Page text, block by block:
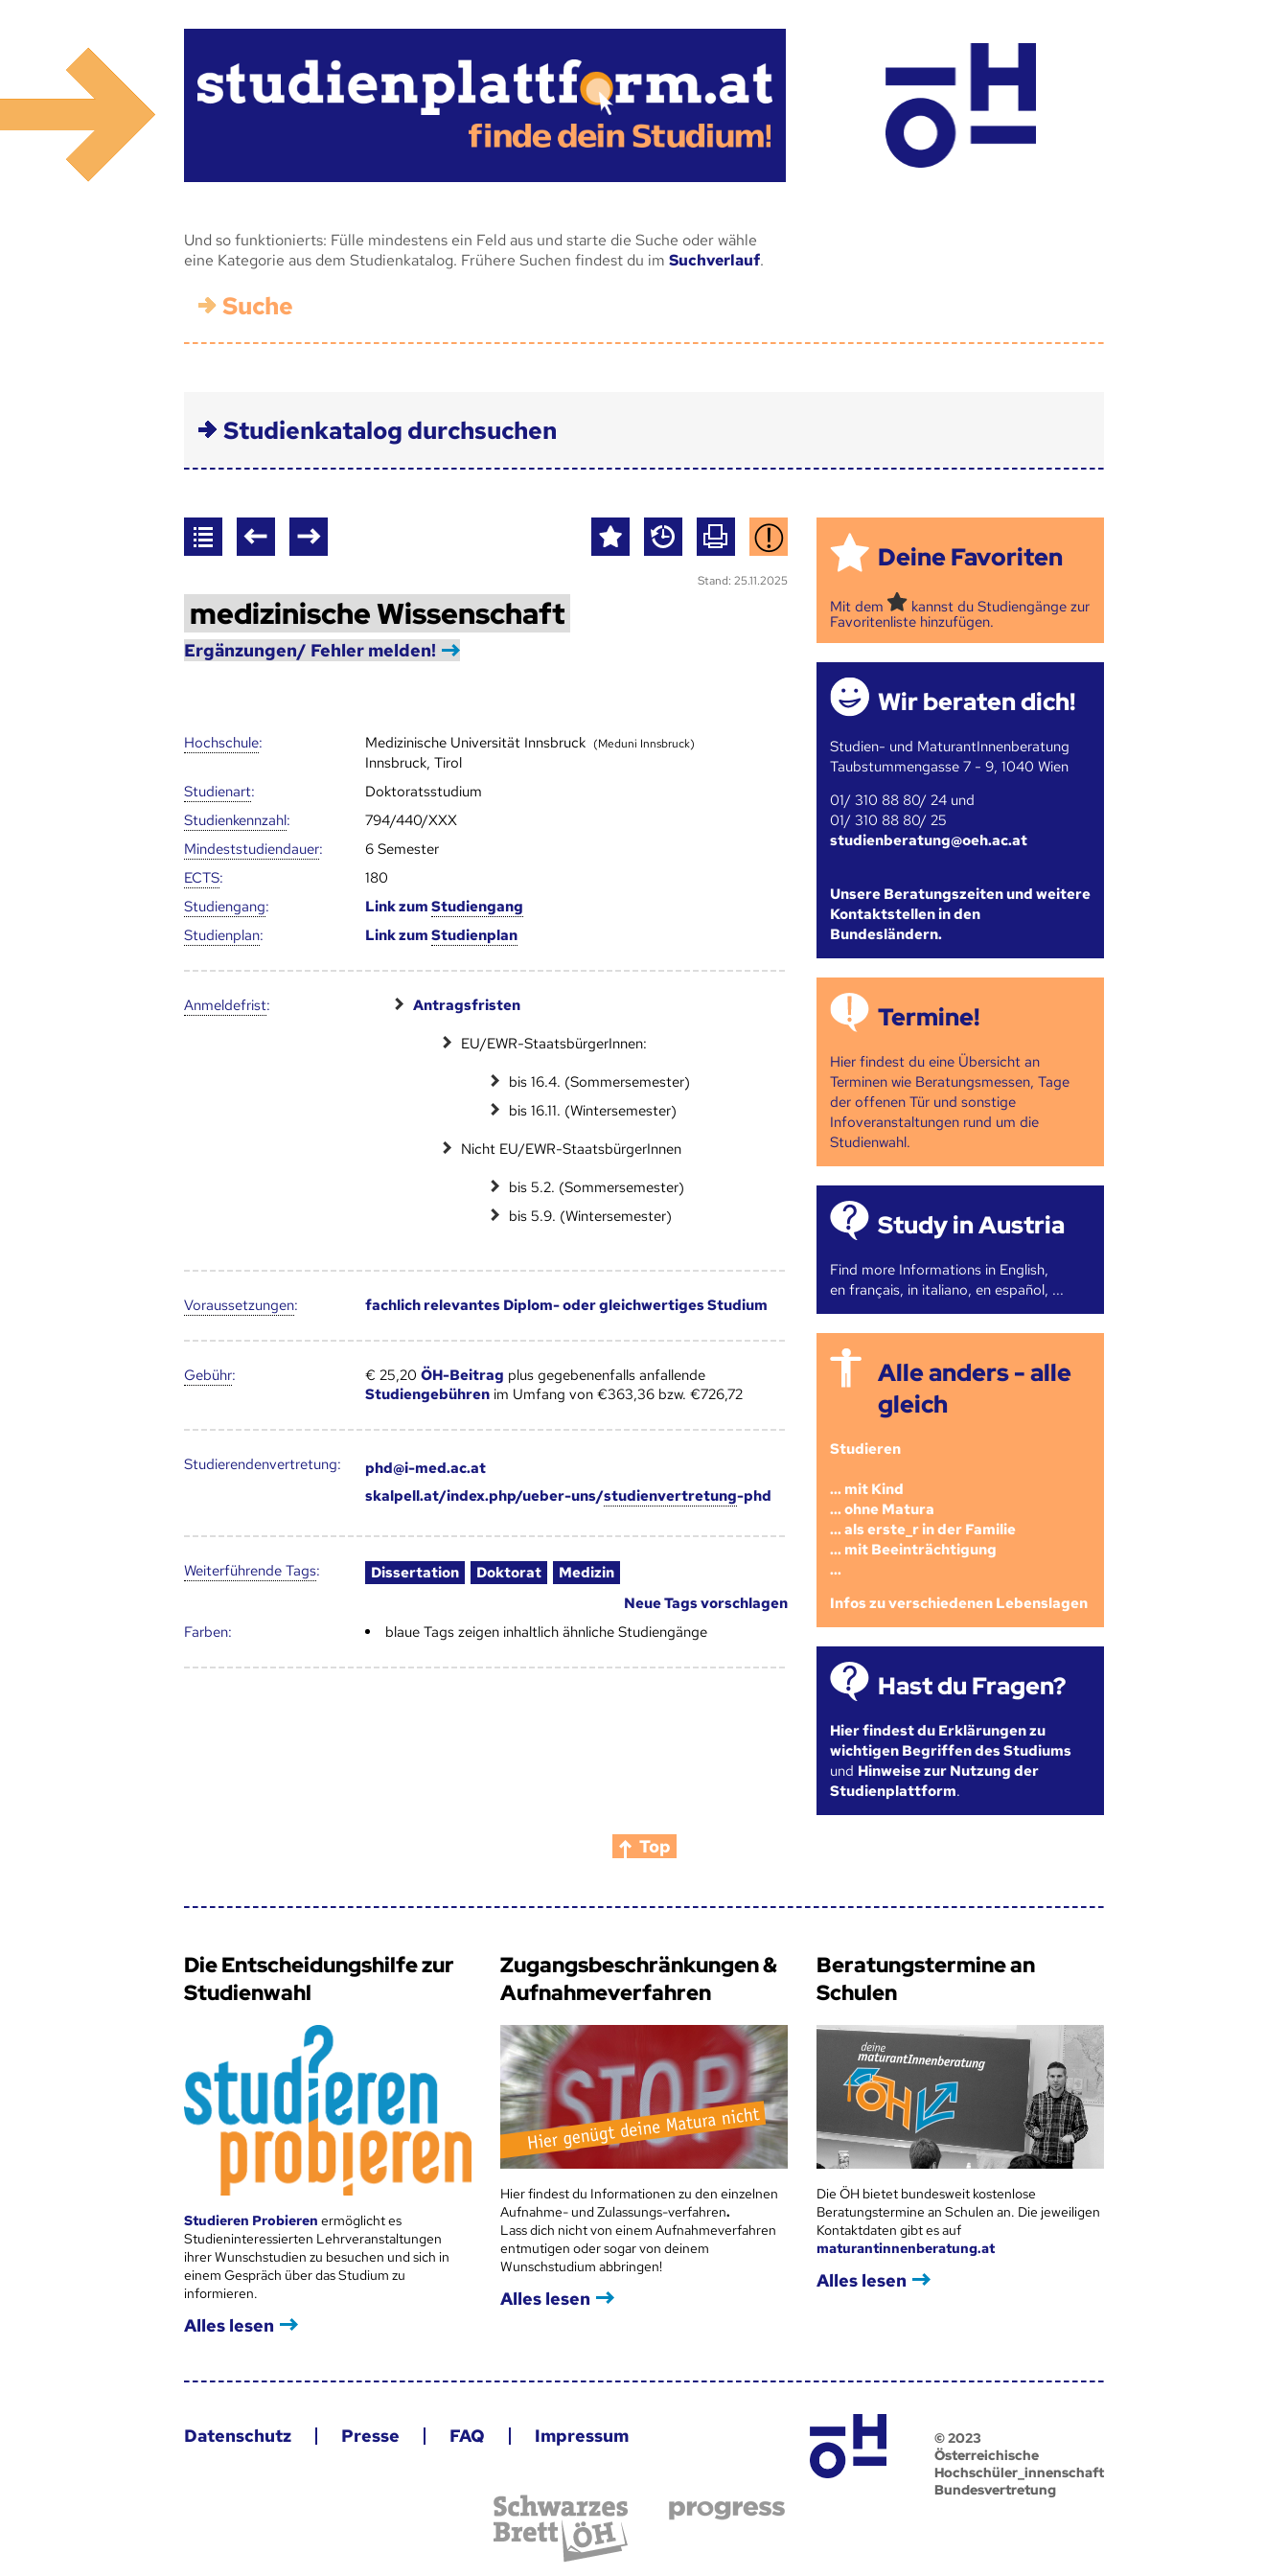
Und so funktionierts: Fülle mindestens ein Feld aus und starte die Suche oder wähle
eine Kategorie aus dem Studienkatalog. Frühere Suchen findest du im Suchverlauf.
Suche
Studienkatalog durchsuchen
Stand: 25.11.2025
medizinische Wissenschaft
Ergänzungen/ Fehler melden!
Hoch­schule: Medizinische Universität Innsbruck (Meduni Innsbruck)
Innsbruck, Tirol
Studienart:
Doktoratsstudium
Studien­kenn­zahl:
794/440/XXX
Mindest­studien­dauer:
6 Semester
ECTS:
180
Studien­gang: Link zum Studien­gang
Studien­plan: Link zum Studien­plan
Anmelde­frist: Antragsfristen
EU/EWR-StaatsbürgerInnen:
bis 16.4. (Sommersemester)
bis 16.11. (Wintersemester)
Nicht EU/EWR-StaatsbürgerInnen
bis 5.2. (Sommersemester)
bis 5.9. (Wintersemester)
Voraus­setzungen: fachlich relevantes Diplom- oder gleichwertiges Studium
Gebühr: € 25,20 ÖH-Beitrag plus gegebenenfalls anfallende
Studiengebührenim Umfang von €363,36 bzw. €726,72
Studierendenvertretung:
phd@i-med.ac.at
skalpell.at/index.php/ueber-uns/studienvertretung-phd
Weiter­führende Tags: Dissertation Doktorat
Medizin
Neue Tags vorschlagen
Farben:
blaue Tags zeigen inhaltlich ähnliche Studiengänge
Deine Favoriten
Mit dem
kannst du Studiengänge zur
Favoritenliste hinzufügen.
Wir beraten dich!
Studien- und MaturantInnenberatung
Taubstummengasse 7 - 9, 1040 Wien
01/ 310 88 80/ 24 und
01/ 310 88 80/ 25
studienberatung@oeh.ac.at
Unsere Beratungszeiten und weitere
Kontaktstellen in den
Bundesländern.
Termine!
Hier findest du eine Übersicht an
Terminen wie Beratungsmessen, Tage
der offenen Tür und sonstige
Infoveranstaltungen rund um die
Studienwahl.
Study in Austria
Find more Informations in English,
en français, in italiano, en español, ...
Alle anders - alle
gleich
Studieren
... mit Kind
... ohne Matura
... als erste_r in der Familie
... mit Beeinträchtigung
...
Infos zu verschiedenen Lebenslagen
Hast du Fragen?
Hier findest du Erklärungen zu
wichtigen Begriffen des Studiums
und Hinweise zur Nutzung der
Studienplattform.
Top
Die Entscheidungshilfe zur
Studienwahl
Studieren Probieren ermöglicht es
Studieninteressierten Lehrveranstaltungen
ihrer Wunschstudien zu besuchen und sich in
einem Gespräch über das Studium zu
informieren.
Alles lesen
Zugangsbeschränkungen &
Aufnahmeverfahren
Hier findest du Informationen zu den einzelnen
Aufnahme- und Zulassungs-verfahren.
Lass dich nicht von einem Aufnahmeverfahren
entmutigen oder sogar von deinem
Wunschstudium abbringen!
Alles lesen
Beratungstermine an
Schulen
Die ÖH bietet bundesweit kostenlose
Beratungstermine an Schulen an. Die jeweiligen
Kontaktdaten gibt es auf
maturantinnenberatung.at
Alles lesen
Datenschutz Presse FAQ Impressum
© 2023
Österreichische
Hochschüler_innenschaft
Bundesvertretung